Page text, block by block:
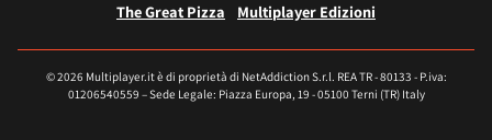
The Great Pizza
Multiplayer Edizioni
© 2026 Multiplayer.it è di proprietà di NetAddiction S.r.l. REA TR - 80133 - P.iva:
01206540559 – Sede Legale: Piazza Europa, 19 - 05100 Terni (TR) Italy